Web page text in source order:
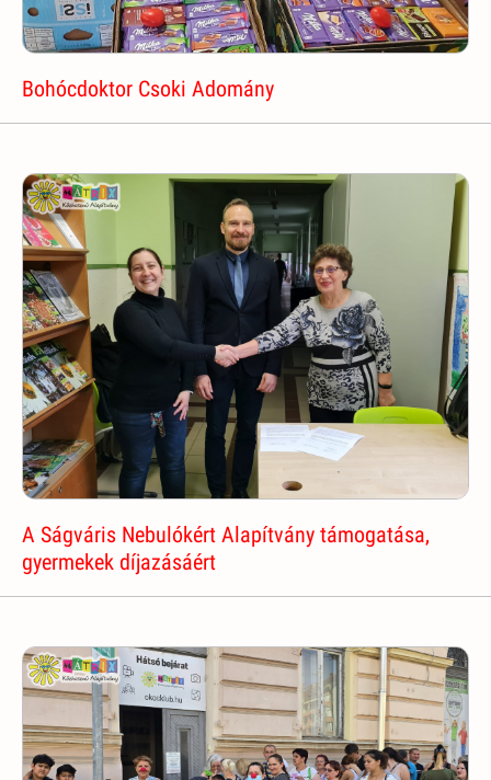
Bohócdoktor Csoki Adomány
A Ságváris Nebulókért Alapítvány támogatása,
gyermekek díjazásáért